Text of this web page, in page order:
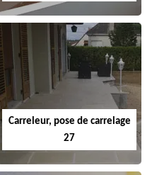
Carreleur, pose de carrelage
27